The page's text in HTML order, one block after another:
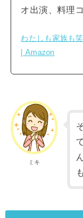
オ出演、料理
わたしも家族も
| Amazon
ミキ